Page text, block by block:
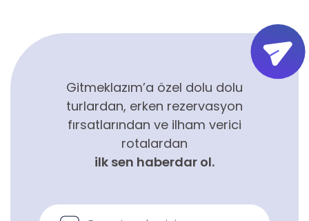
Gitmeklazım’a özel dolu dolu
turlardan, erken rezervasyon
fırsatlarından ve ilham verici
rotalardan
ilk sen haberdar ol.